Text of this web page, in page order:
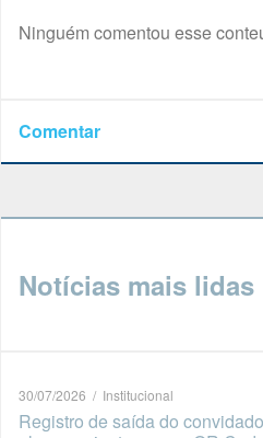
Ninguém comentou esse
Comentar
Notícias mais lidas
30/07/2026 / Institucional
Registro de saída do